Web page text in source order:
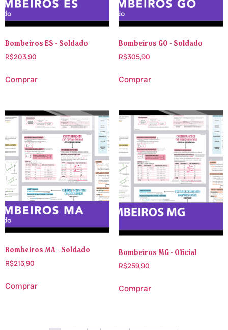
Bombeiros ES - Soldado
R$203,90
Comprar
Bombeiros GO - Soldado
R$305,90
Comprar
Bombeiros MA - Soldado
R$215,90
Comprar
Bombeiros MG - Oficial
R$259,90
Comprar